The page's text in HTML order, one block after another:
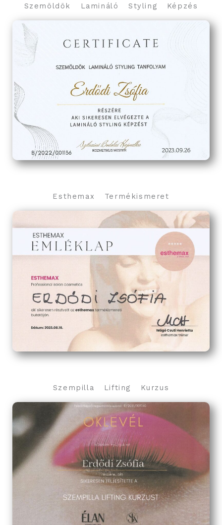
Szemöldök Lamináló Styling Képzés
Esthemax Termékismeret
Szempilla Lifting Kurzus